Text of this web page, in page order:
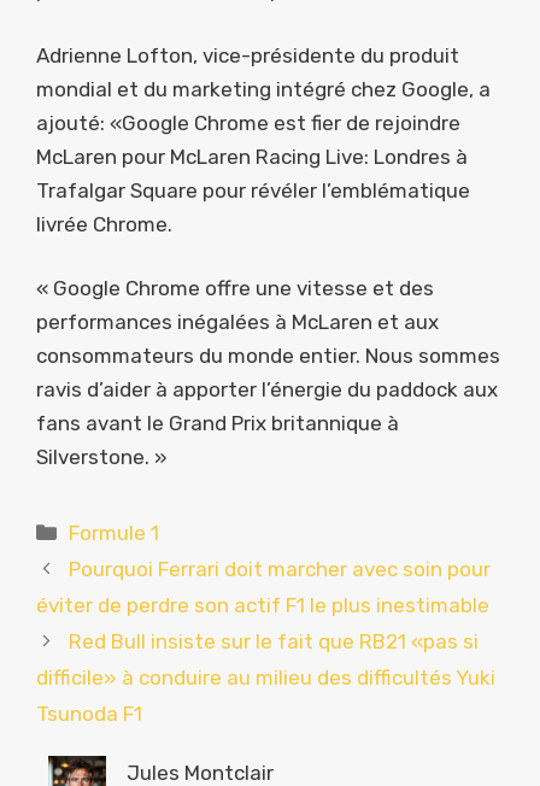
Adrienne Lofton, vice-présidente du produit
mondial et du marketing intégré chez Google, a
ajouté: «Google Chrome est fier de rejoindre
McLaren pour McLaren Racing Live: Londres à
Trafalgar Square pour révéler l’emblématique
livrée Chrome.
« Google Chrome offre une vitesse et des
performances inégalées à McLaren et aux
consommateurs du monde entier. Nous sommes
ravis d’aider à apporter l’énergie du paddock aux
fans avant le Grand Prix britannique à
Silverstone. »
Catégories
Formule 1
Pourquoi Ferrari doit marcher avec soin pour
éviter de perdre son actif F1 le plus inestimable
Red Bull insiste sur le fait que RB21 «pas si
difficile» à conduire au milieu des difficultés Yuki
Tsunoda F1
Jules Montclair